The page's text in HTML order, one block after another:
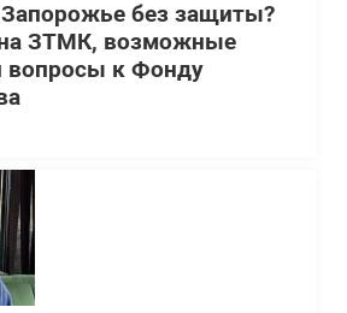
Запорожье без защиты?
на ЗТМК, возможные
вопросы к Фонду